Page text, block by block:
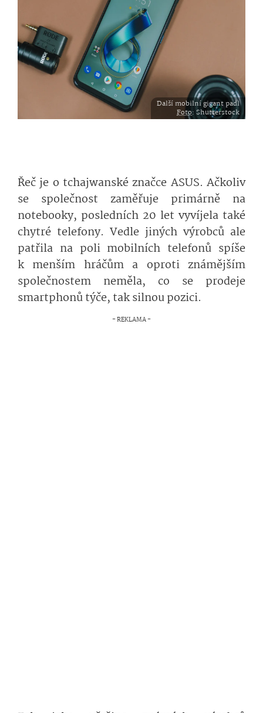
Další mobilní gigant padl
Foto: Shutterstock
Řeč je o tchajwanské značce ASUS. Ačkoliv
se společnost zaměřuje primárně na
notebooky, posledních 20 let vyvíjela také
chytré telefony. Vedle jiných výrobců ale
patřila na poli mobilních telefonů spíše
k menším hráčům a oproti známějším
společnostem neměla, co se prodeje
smartphonů týče, tak silnou pozici.